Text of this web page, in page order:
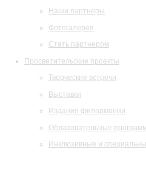
Наши партнеры
Фотогалерея
Стать партнером
Просветительские проекты
Творческие встречи
Выставки
Издания филармонии
Образовательные
Инклюзивные и